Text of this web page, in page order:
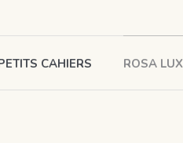
CAHIERS ROSA